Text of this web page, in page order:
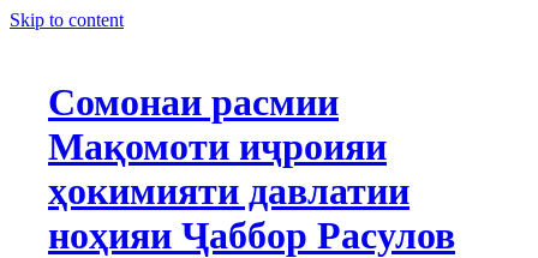
Skip to content
Сомонаи расмии
Мақомоти иҷроияи
ҳокимияти давлатии
ноҳияи Ҷаббор Расулов